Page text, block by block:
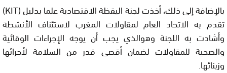
بالإضافة إلى ذلك، أخذت لجنة اليقظة الاقتصادية علما بدليل (KIT)
تقدم به الاتحاد العام لمقاولات المغرب لاستئناف الأنشطة
وأشادت به اللجنة وهوالذي يجب أن يوجه الإجراءات الوقائية
والصحية للمقاولات لضمان أقصى قدر من السلامة لأجرائها
وزبنائها.